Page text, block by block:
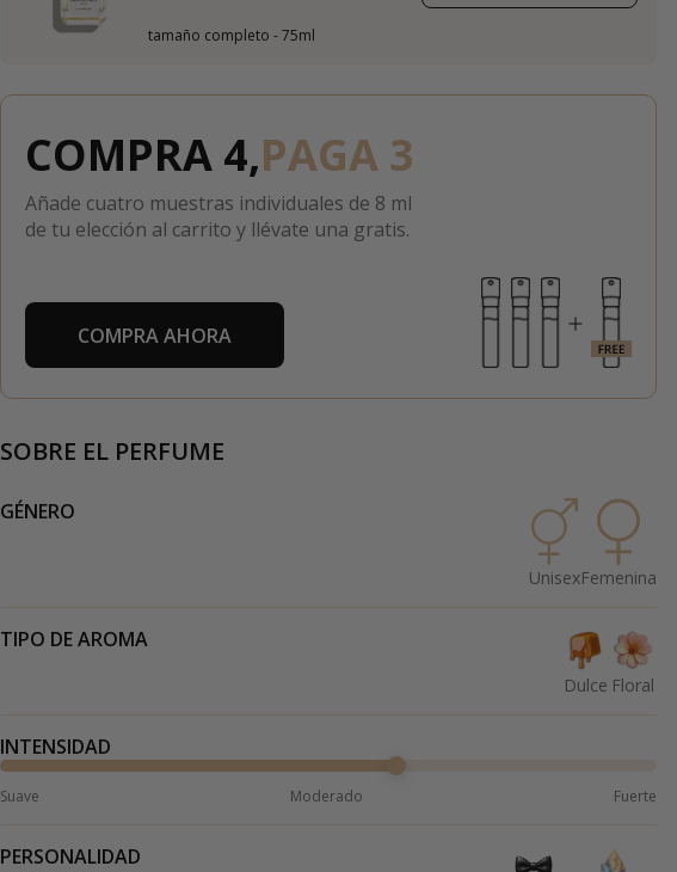
tamaño completo - 75ml
COMPRA 4,PAGA 3
Añade cuatro muestras individuales de 8 ml
de tu elección al carrito y llévate una gratis.
COMPRA AHORA
SOBRE EL PERFUME
GÉNERO
UnisexFemenina
TIPO DE AROMA
Dulce Floral
INTENSIDAD
Suave Moderado Fuerte
PERSONALIDAD